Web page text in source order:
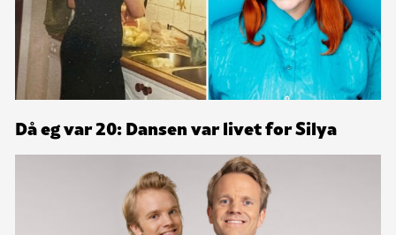
Då eg var 20: Dansen var livet for Silya